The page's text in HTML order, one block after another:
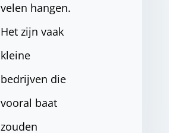
velen hangen.
Het zijn vaak
kleine
bedrijven die
vooral baat
zouden